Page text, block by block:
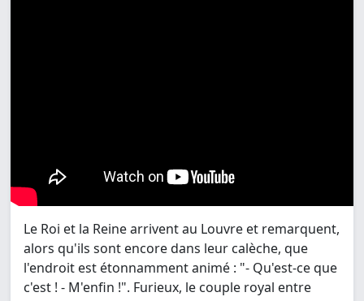
Le Roi et la Reine arrivent au Louvre et remarquent,
alors qu'ils sont encore dans leur calèche, que
l'endroit est étonnamment animé : "- Qu'est-ce que
c'est ! - M'enfin !". Furieux, le couple royal entre